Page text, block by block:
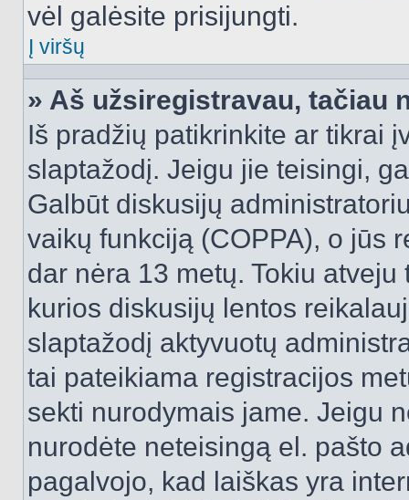
vėl galėsite prisijungti.
Į viršų
» Aš užsiregistravau, tačiau
Iš pradžių patikrinkite ar tikrai
slaptažodį. Jeigu jie teisingi,
Galbūt diskusijų
vaikų funkciją (COPPA), o jūs
dar nėra 13 metų. Tokiu
kurios diskusijų lentos
slaptažodį aktyvuotų
tai pateikiama registracijos
sekti nurodymais jame. Jeigu
nurodėte neteisingą el. pašto
pagalvojo, kad laiškas yra